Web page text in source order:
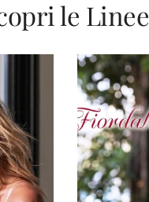
le Linee